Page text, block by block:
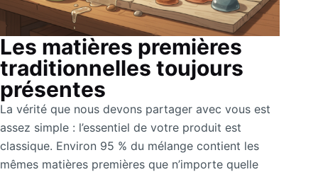
Les matières premières
traditionnelles toujours
présentes
La vérité que nous devons partager avec vous est
assez simple : l’essentiel de votre produit est
classique. Environ 95 % du mélange contient les
mêmes matières premières que n’importe quelle